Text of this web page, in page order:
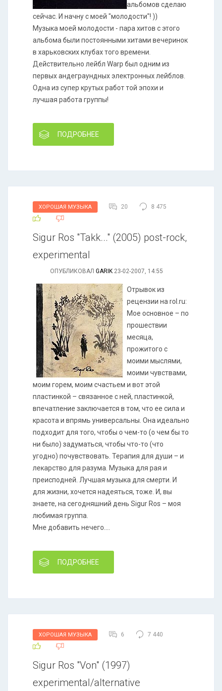
альбомов сделаю
сейчас. И начну с моей "молодости"! ))
Музыка моей молодости - пара хитов с этого
альбома были постоянными хитами вечеринок
в харьковских клубах того времени.
Действительно лейбл Warp был одним из
первых андеграундных электронных лейблов.
Одна из супер крутых работ той эпохи и
лучшая работа группы!
ПОДРОБНЕЕ
ХОРОШАЯ МУЗЫКА 20 8 475
Sigur Ros "Takk..." (2005) post-rock,
experimental
ОПУБЛИКОВАЛ GARIK 23-02-2007, 14:55
Отрывок из
рецензии на rol.ru:
Мое основное – по
прошествии
месяца,
прожитого с
моими мыслями,
моими чувствами,
моим горем, моим счастьем и вот этой
пластинкой – связанное с ней, пластинкой,
впечатление заключается в том, что ее сила и
красота и впрямь универсальны. Она идеально
подходит для того, чтобы о чем-то (о чем бы то
ни было) задуматься, чтобы что-то (что
угодно) почувствовать. Терапия для души – и
лекарство для разума. Музыка для рая и
преисподней. Лучшая музыка для смерти. И
для жизни, хочется надеяться, тоже. И, вы
знаете, на сегодняшний день Sigur Ros – моя
любимая группа.
Мне добавить нечего....
ПОДРОБНЕЕ
ХОРОШАЯ МУЗЫКА 6 7 440
Sigur Ros "Von" (1997)
experimental/alternative